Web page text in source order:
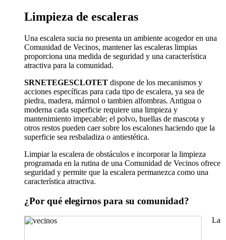
Limpieza de escaleras
Una escalera sucia no presenta un ambiente acogedor en una
Comunidad de Vecinos, mantener las escaleras limpias
proporciona una medida de seguridad y una característica
atractiva para la comunidad.
SRNETEGESCLOTET dispone de los mecanismos y
acciones específicas para cada tipo de escalera, ya sea de
piedra, madera, mármol o tambien alfombras. Antigua o
moderna cada superficie requiere una limpieza y
mantenimiento impecable; el polvo, huellas de mascota y
otros restos pueden caer sobre los escalones haciendo que la
superficie sea resbaladiza o antiestética.
Limpiar la escalera de obstáculos e incorporar la limpieza
programada en la rutina de una Comunidad de Vecinos ofrece
seguridad y permite que la escalera permanezca como una
característica atractiva.
¿Por qué elegirnos para su comunidad?
La